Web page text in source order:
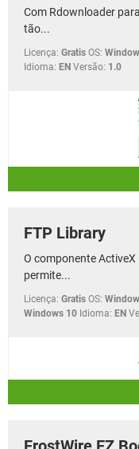
Com Rdownloader
tão...
Licença: Gratis OS:
Idioma: EN Versão: 1.0
FTP Library
O componente
permite...
Licença: Gratis OS:
Windows 10 Idioma: EN